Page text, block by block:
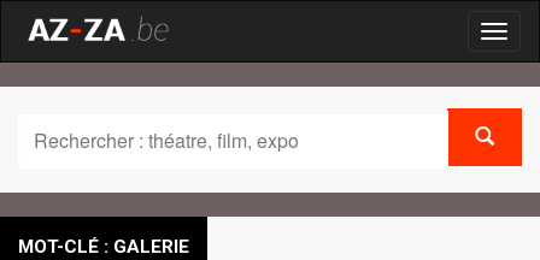
MOT-CLÉ : GALERIE